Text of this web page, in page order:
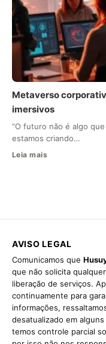
Metaverso
imersivos
“O futuro não é algo
estamos criando…
Leia mais
AVISO LEGAL
Comunicamos que
que não solicita
liberação de serviços.
continuamente para
informações,
desatualizado em
temos controle parcial